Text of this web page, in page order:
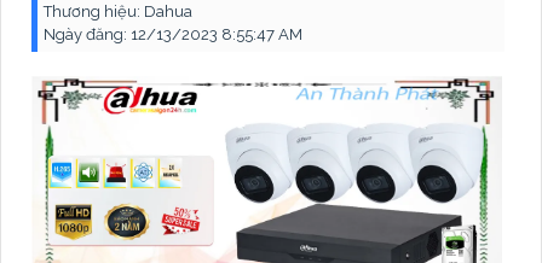
Thương hiệu: Dahua
Ngày đăng: 12/13/2023 8:55:47 AM